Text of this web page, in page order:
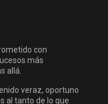
con
más
allá.
veraz, oportuno
al tanto de lo que